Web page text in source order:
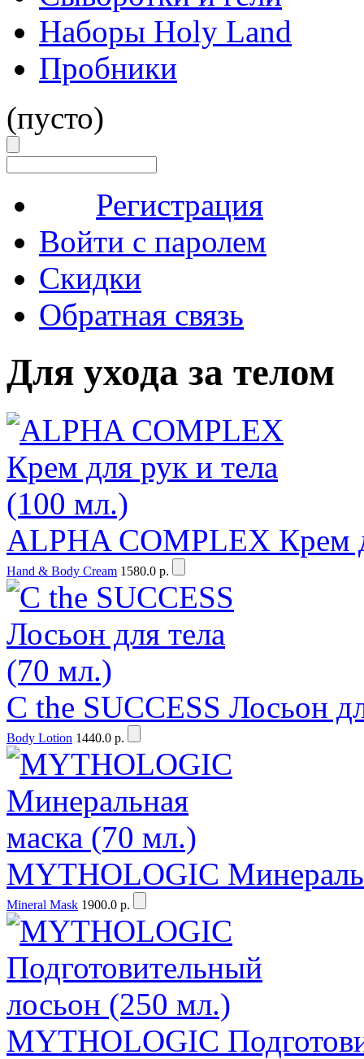
Наборы Holy Land
Пробники
(пусто)
Регистрация
Войти с паролем
Скидки
Обратная связь
Для ухода за телом
ALPHA COMPLEX Крем
Hand & Body Cream 1580.0 р.
C the SUCCESS Лосьон
Body Lotion 1440.0 р.
MYTHOLOGIC
Mineral Mask 1900.0 р.
MYTHOLOGIC